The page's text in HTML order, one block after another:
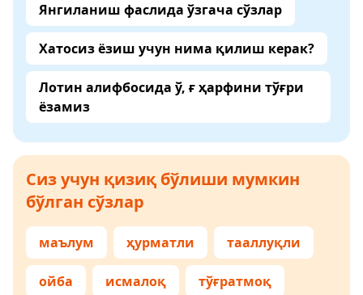
Янгиланиш фаслида ўзгача сўзлар
Хатосиз ёзиш учун нима қилиш керак?
Лотин алифбосида ў, ғ ҳарфини тўғри
ёзамиз
Сиз учун қизиқ бўлиши мумкин
бўлган сўзлар
маълум ҳурматли тааллуқли
ойба исмалоқ тўғратмоқ